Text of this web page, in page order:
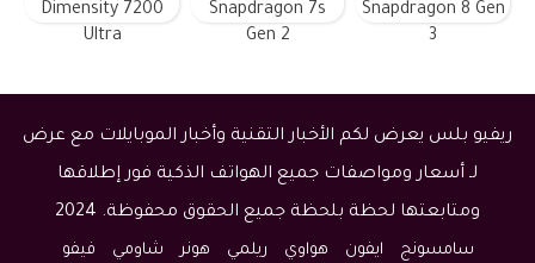
Snapdragon 8 Gen
3
Snapdragon 7s
Gen 2
Dimensity 7200
Ultra
ريفيو بلس يعرض لكم الأخبار التقنية وأخبار الموبايلات مع عرض
لـ أسعار ومواصفات جميع الهواتف الذكية فور إطلاقها
ومتابعتها لحظة بلحظة جميع الحقوق محفوظة. 2024
سامسونج ايفون هواوي ريلمي هونر شاومي فيفو